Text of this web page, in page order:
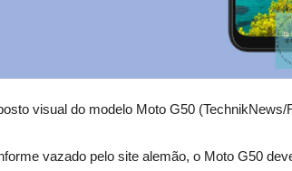
visual do modelo Moto G50 (TechnikNews/
vazado pelo site alemão, o Moto G50